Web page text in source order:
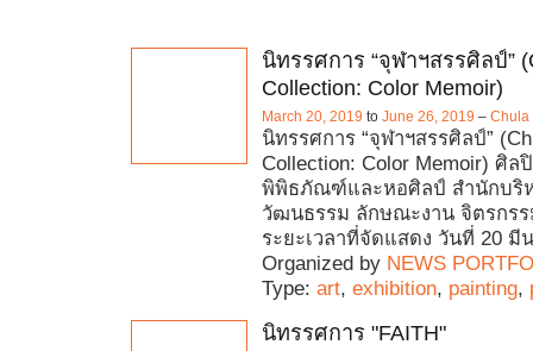
นิทรรศการ “จุฬาฯสรรศิลป์”
Collection: Color Memoir)
March 20, 2019 to June 26, 2019 – Chula
นิทรรศการ “จุฬาฯสรรศิลป์”
Collection: Color Memoir) ศิล
พิพิธภัณฑ์และหอศิลป์ สำนักบริ
วัฒนธรรม ลักษณะงาน จิตรกร
ระยะเวลาที่จัดแสดง วันที่ 20 มี
Organized by NEWS
Type: art, exhibition, painting,
นิทรรศการ "FAITH"